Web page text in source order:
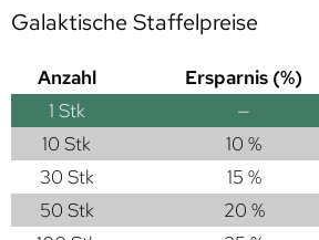
Galaktische Staffelpreise
Anzahl Ersparnis (%)
1 Stk —
10 Stk
10 %
30 Stk
15 %
50 Stk
20 %